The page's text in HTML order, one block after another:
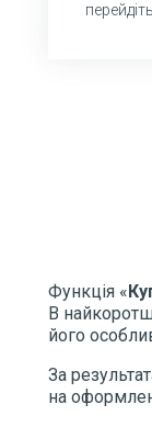
Функція «
В
його
За
на